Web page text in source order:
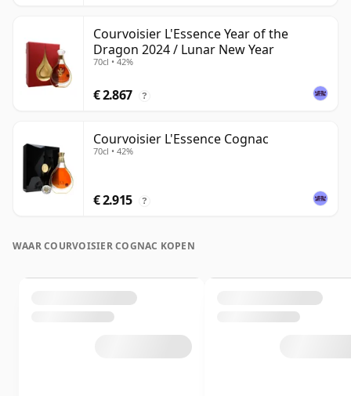
Courvoisier L'Essence Year of the
Dragon 2024 / Lunar New Year
70cl • 42%
€ 2.867 ?
Courvoisier L'Essence Cognac
70cl • 42%
€ 2.915 ?
WAAR COURVOISIER COGNAC KOPEN